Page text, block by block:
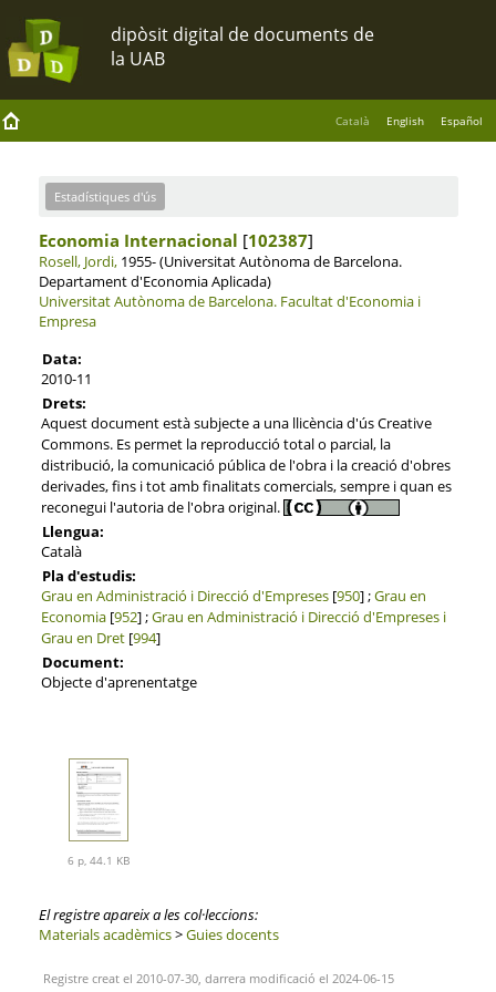
Català English Español
Estadístiques d'ús
Economia Internacional [102387]
Rosell, Jordi,1955- (Universitat Autònoma de Barcelona.
Departament d'Economia Aplicada)
Universitat Autònoma de Barcelona. Facultat d'Economia i
Empresa
Data:
2010-11
Drets:
Aquest document està subjecte a una llicència d'ús Creative
Commons. Es permet la reproducció total o parcial, la
distribució, la comunicació pública de l'obra i la creació d'obres
derivades, fins i tot amb finalitats comercials, sempre i quan es
reconegui l'autoria de l'obra original.
Llengua:
Català
Pla d'estudis:
Grau en Administració i Direcció d'Empreses[950] ;Grau en
Economia[952] ;Grau en Administració i Direcció d'Empreses i
Grau en Dret[994]
Document:
Objecte d'aprenentatge
6 p, 44.1 KB
El registre apareix a les col·leccions:
Materials acadèmics>Guies docents
Registre creat el 2010-07-30, darrera modificació el 2024-06-15